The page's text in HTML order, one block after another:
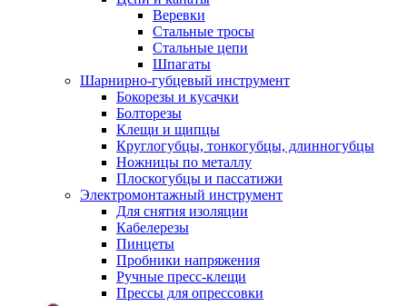
Веревки
Стальные тросы
Стальные цепи
Шпагаты
Шарнирно-губцевый инструмент
Бокорезы и кусачки
Болторезы
Клещи и щипцы
Круглогубцы, тонкогубцы, длинногубцы
Ножницы по металлу
Плоскогубцы и пассатижи
Электромонтажный инструмент
Для снятия изоляции
Кабелерезы
Пинцеты
Пробники напряжения
Ручные пресс-клещи
Прессы для опрессовки